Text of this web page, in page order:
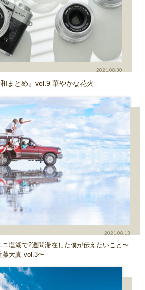
2021.08.30
和まとめ』vol.9 華やかな花火
2021.08.13
ニ塩湖で2週間滞在した僕が伝えたいこと〜
藤大真 vol.3〜